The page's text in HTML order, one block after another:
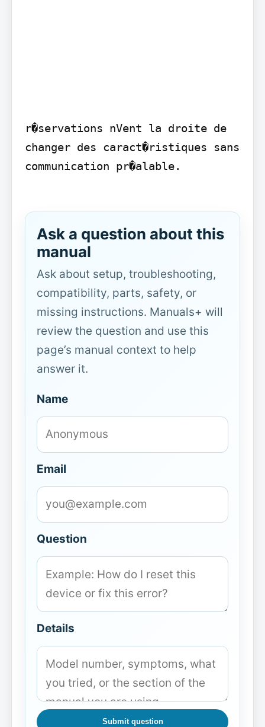
r�servations nVent la droite de
changer des caract�ristiques sans
communication pr�alable.
Ask a question about this
manual
Ask about setup, troubleshooting,
compatibility, parts, safety, or
missing instructions. Manuals+ will
review the question and use this
page’s manual context to help
answer it.
Name
Email
Question
Details
Submit question